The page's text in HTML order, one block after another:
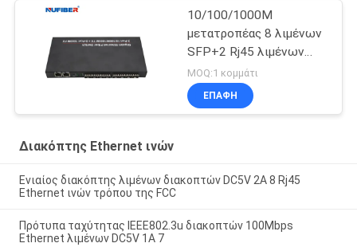
10/100/1000M
μετατροπέας 8 λιμένων
SFP+2 Rj45 λιμένων
οπτικών ινών Ethernet
MEDIA διακοπτών
MOQ:1 κομμάτι
ΕΠΑΦΉ
Διακόπτης Ethernet ινών
Ενιαίος διακόπτης λιμένων διακοπτών DC5V 2A 8 Rj45
Ethernet ινών τρόπου της FCC
Πρότυπα ταχύτητας IEEE802.3u διακοπτών 100Mbps
Ethernet λιμένων DC5V 1A 7